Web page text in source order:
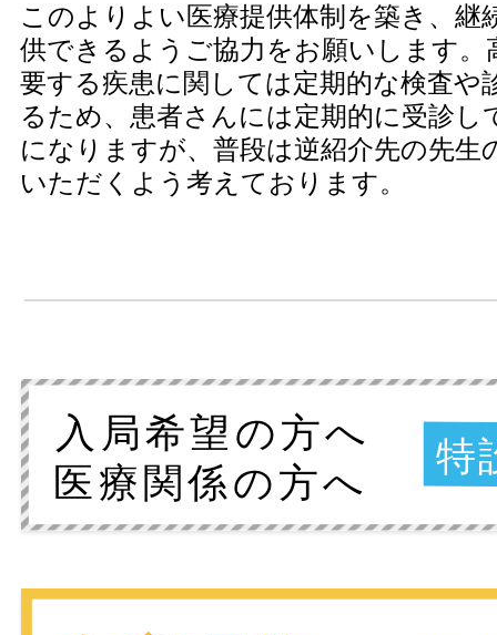
このよりよい医療提供体制を築き、継
供できるようご協力をお願いします。
要する疾患に関しては定期的な検査や
るため、患者さんには定期的に受診し
になりますが、普段は逆紹介先の先生
いただくよう考えております。